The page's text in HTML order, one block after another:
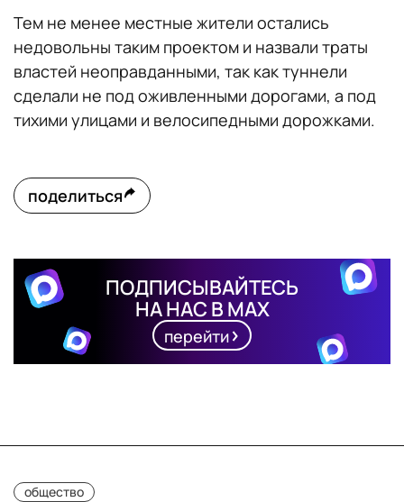
Тем не менее местные жители остались
недовольны таким проектом и назвали траты
властей неоправданными, так как туннели
сделали не под оживленными дорогами, а под
тихими улицами и велосипедными дорожками.
поделиться
ПОДПИСЫВАЙТЕСЬ
НА НАС В MAX
перейти
общество